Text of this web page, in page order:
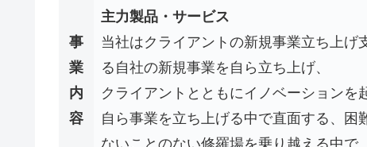
事
業
内
容
主力製品・サービス
当社はクライアントの新規事業立ち上
る自社の新規事業を自ら立ち上げ、
クライアントとともにイノベーションを
自ら事業を立ち上げる中で直面する、
ないことのない修羅場を乗り越える中で